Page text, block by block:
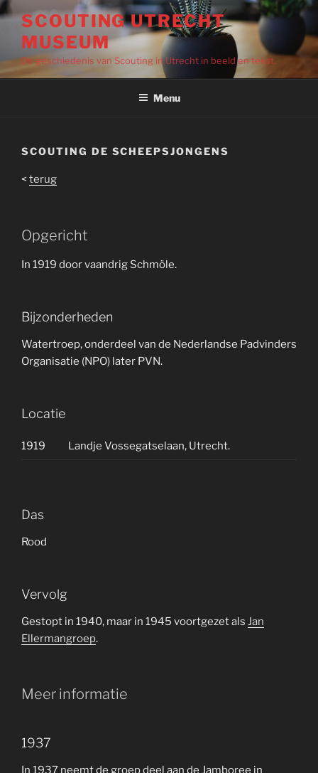
Ga
inhoud
SCOUTING UTRECHT
MUSEUM
De geschiedenis van Scouting in Utrecht in beeld en tekst.
Menu
SCOUTING DE SCHEEPSJONGENS
<terug
Opgericht
In 1919 door vaandrig Schmöle.
Bijzonderheden
Watertroep, onderdeel van de Nederlandse Padvinders
Organisatie (NPO) later PVN.
Locatie
1919 Landje Vossegatselaan, Utrecht.
Das
Rood
Vervolg
Gestopt in 1940, maar in 1945 voortgezet als Jan
Ellermangroep.
Meer informatie
1937
In 1937 neemt de groep deel aan de Jamboree in